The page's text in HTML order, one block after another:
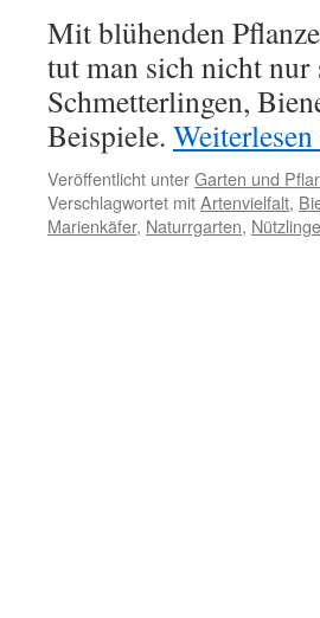
Mit blühenden
tut man sich nicht nur
Schmetterlingen,
Beispiele. Weiterlesen
Veröffentlicht unterGarten und
Verschlagwortet mitArtenvielfalt,
Marienkäfer, Naturrgarten, Nützlinge